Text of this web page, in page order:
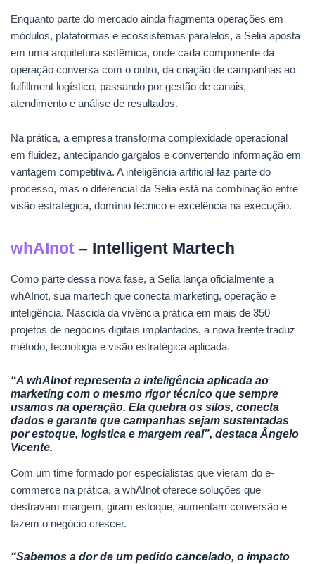
Enquanto parte do mercado ainda fragmenta operações em
módulos, plataformas e ecossistemas paralelos, a Selia aposta
em uma arquitetura sistêmica, onde cada componente da
operação conversa com o outro, da criação de campanhas ao
fulfillment logístico, passando por gestão de canais,
atendimento e análise de resultados.
Na prática, a empresa transforma complexidade operacional
em fluidez, antecipando gargalos e convertendo informação em
vantagem competitiva. A inteligência artificial faz parte do
processo, mas o diferencial da Selia está na combinação entre
visão estratégica, domínio técnico e excelência na execução.
whAInot – Intelligent Martech
Como parte dessa nova fase, a Selia lança oficialmente a
whAInot, sua martech que conecta marketing, operação e
inteligência. Nascida da vivência prática em mais de 350
projetos de negócios digitais implantados, a nova frente traduz
método, tecnologia e visão estratégica aplicada.
“A whAInot representa a inteligência aplicada ao
marketing com o mesmo rigor técnico que sempre
usamos na operação. Ela quebra os silos, conecta
dados e garante que campanhas sejam sustentadas
por estoque, logística e margem real”, destaca Ângelo
Vicente.
Com um time formado por especialistas que vieram do e-
commerce na prática, a whAInot oferece soluções que
destravam margem, giram estoque, aumentam conversão e
fazem o negócio crescer.
“Sabemos a dor de um pedido cancelado, o impacto